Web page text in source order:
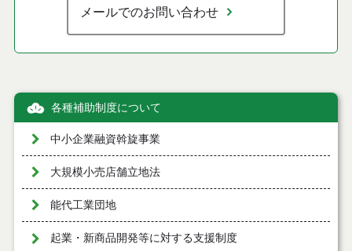
メールでのお問い合わせ
各種補助制度について
中小企業融資斡旋事業
大規模小売店舗立地法
能代工業団地
起業・新商品開発等に対する支援制度